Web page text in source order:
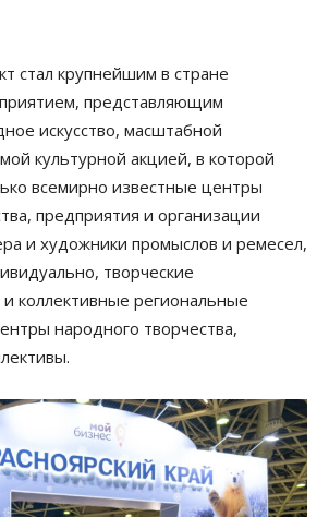
стал крупнейшим в стране
представляющим
искусство, масштабной
культурной акцией, в которой
всемирно известные центры
предприятия и организации
и художники промыслов и ремесел,
творческие
коллективные региональные
народного творчества,